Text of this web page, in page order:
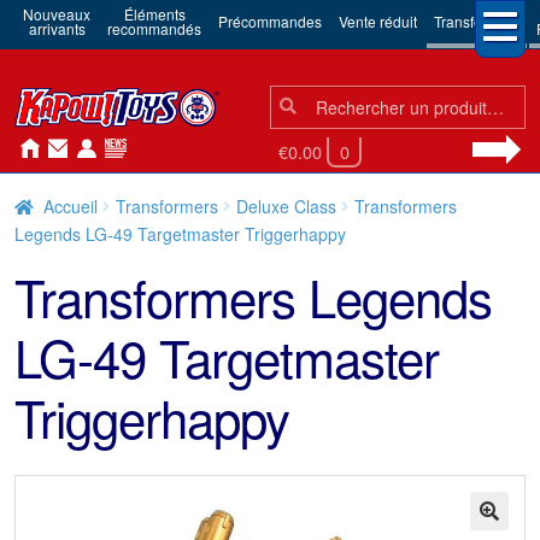
Nouveaux
arrivants
Éléments
recommandés Précommandes Vente réduit Transformers
Chercher:
Chercher
€0.00 0
Accueil Transformers Deluxe Class
Transformers
Legends LG-49 Targetmaster Triggerhappy
Transformers Legends
LG-49 Targetmaster
Triggerhappy